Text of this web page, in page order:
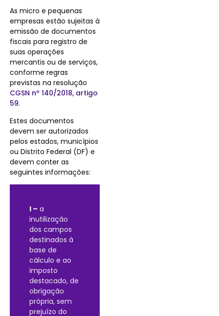
As micro e pequenas
empresas estão sujeitas à
emissão de documentos
fiscais para registro de
suas operações
mercantis ou de serviços,
conforme regras
previstas na resolução
CGSN nº 140/2018, artigo
59.
Estes documentos
devem ser autorizados
pelos estados, municípios
ou Distrito Federal (DF) e
devem conter as
seguintes informações:
I – a
inutilização
dos campos
destinados à
base de
cálculo e ao
imposto
destacado, de
obrigação
própria, sem
prejuízo do